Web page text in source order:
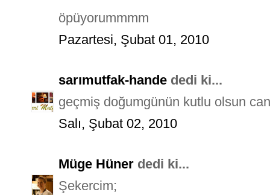
öpüyorummmm
Pazartesi, Şubat 01, 2010
sarımutfak-hande dedi ki...
geçmiş doğumgünün kutlu olsun
Salı, Şubat 02, 2010
Müge Hüner dedi ki...
Şekercim;